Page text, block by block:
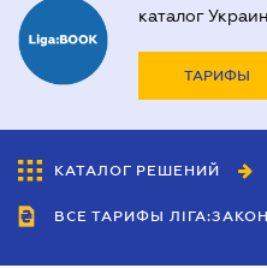
каталог
ТАРИФЫ
КАТАЛОГ РЕШЕНИЙ
ВСЕ ТАРИФЫ ЛІГА:ЗАКОН